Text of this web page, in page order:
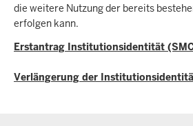
die weitere Nutzung der bereits
erfolgen kann.
Erstantrag Institutionsidentität
Verlängerung der